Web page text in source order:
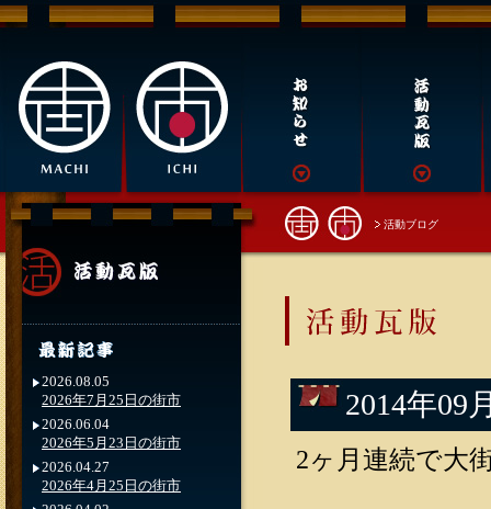
活動ブログ
2014年09
2ヶ月連続で大
2026.08.05
2026年7月25日の街市
2026.06.04
2026年5月23日の街市
2026.04.27
2026年4月25日の街市